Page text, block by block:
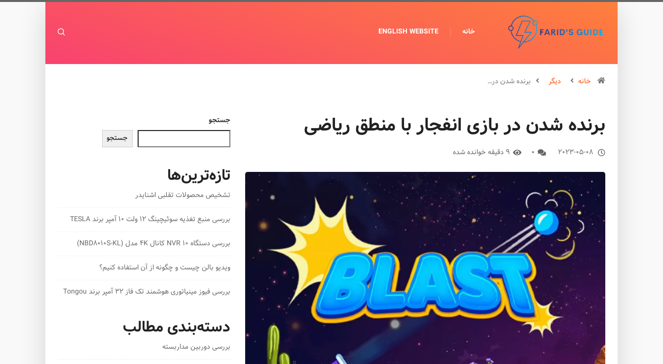
خانه ENGLISH WEBSITE
خانه دیگر برنده شدن در…
برنده شدن در بازی انفجار با منطق ریاضی
0 9 دقیقه خوانده شده
جستجو
جستجو
تازه‌ترین‌ها
تشخیص محصولات تقلبی اشنایدر
بررسی منبع تغذیه سوئیچینگ 12 ولت 10 آمپر برند TESLA
بررسی دستگاه NVR 10 کانال 4K مدل (NBD8010S-KL)
ویدیو بالن چیست و چگونه از آن استفاده کنیم؟
بررسی فیوز مینیاتوری هوشمند تک فاز 32 آمپر برند Tongou
دسته‌بندی مطالب
بررسی دوربین مداربسته